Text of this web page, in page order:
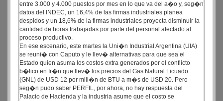
entre 3.000 y 4.000 puestos por mes en lo que va del a�o y, seg�n
datos del INDEC, un 16,4% de las firmas industriales planea
despidos y un 18,6% de la firmas industriales proyecta disminuir la
cantidad de horas trabajadas por parte del personal afectado al
proceso productivo.
En ese escenario, este martes la Uni�n Industrial Argentina (UIA)
se reuni� con Caputo y le llev� alternativas para que sea el
Estado quien asuma los costos extra generados por el conflicto
b�lico en Ir�n que llev� los precios del Gas Natural Licuado
(GNL) de USD 12 por mill�n de BTU a m�s de USD 20. Pero
seg�n pudo saber PERFIL, por ahora, no hay respuesta del
Palacio de Hacienda y la industria asume que el costo se